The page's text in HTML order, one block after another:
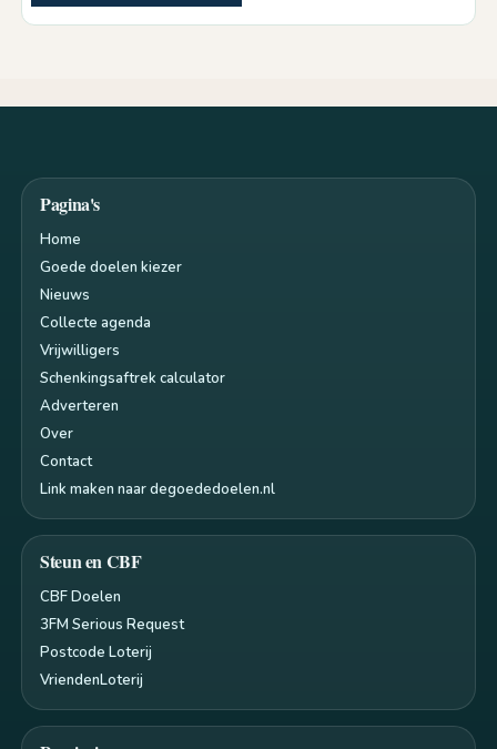
Pagina's
Home
Goede doelen kiezer
Nieuws
Collecte agenda
Vrijwilligers
Schenkingsaftrek calculator
Adverteren
Over
Contact
Link maken naar degoededoelen.nl
Steun en CBF
CBF Doelen
3FM Serious Request
Postcode Loterij
VriendenLoterij